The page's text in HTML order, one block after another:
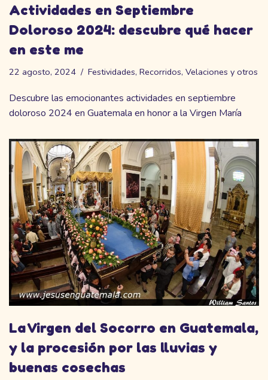
Actividades en Septiembre
Doloroso 2024: descubre qué hacer
en este me
22 agosto, 2024 Festividades, Recorridos, Velaciones y otros
Descubre las emocionantes actividades en septiembre
doloroso 2024 en Guatemala en honor a la Virgen María
La Virgen del Socorro en Guatemala,
y la procesión por las lluvias y
buenas cosechas